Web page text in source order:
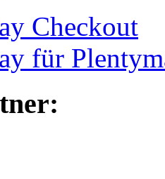
Checkout
für